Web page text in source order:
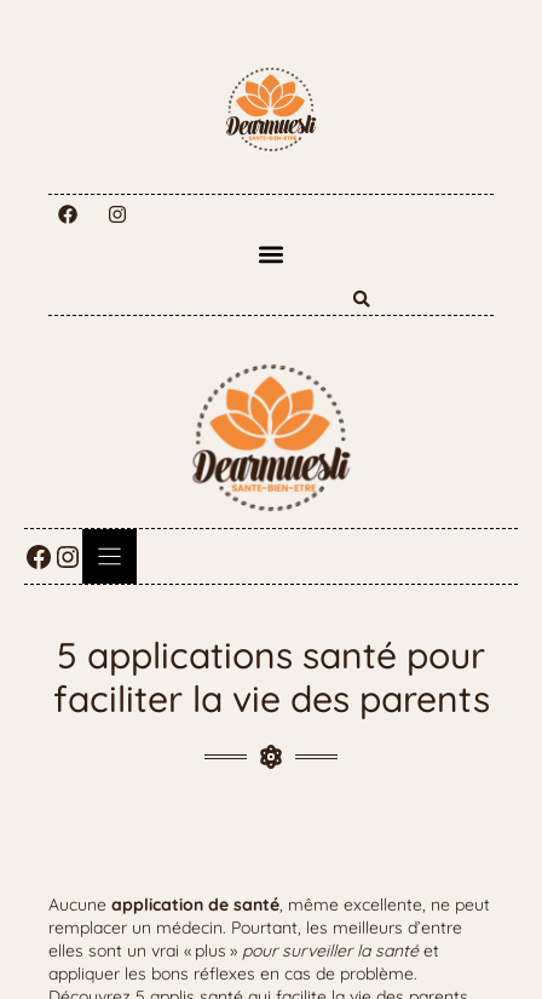
5 applications santé pour
faciliter la vie des parents
Aucune application de santé, même excellente, ne peut
remplacer un médecin. Pourtant, les meilleurs d’entre
elles sont un vrai « plus » pour surveiller la santéet
appliquer les bons réflexes en cas de problème.